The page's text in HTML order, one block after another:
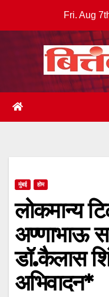
Fri. Aug
मुंबई होम
लोकमान्य
अण्णाभाऊ
डॉ.कैलास
अभिवादन*